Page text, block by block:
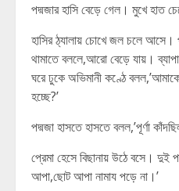
পদ্মজার হাসি বেড়ে গেল। মুখে হাত
হাসির ঠ্যালায় চোখে জল চলে আসে।
থামাতে বললে,আরো বেড়ে যায়।
ঘরে ঢুকে অভিমানী কণ্ঠে
হচ্ছে?’
পদ্মজা হাসতে হাসতে বলল,’পূর্ণা
প্রেমা হেসে বিছানায় উঠে বসে। দুই
আপা,ছোট আপা নামায পড়ে না।’